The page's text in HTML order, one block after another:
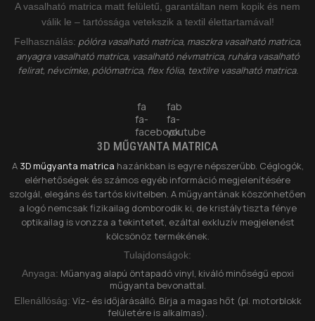
A vasalható matrica matt felületű, garantáltan nem kopik és nem
válik le – tartóssága vetekszik a textil élettartamával!
Felhasználás: pólóra vasalható matrica, maszkra vasalható matrica,
anyagra vasalható matrica, vasalható névmatrica, ruhára vasalható
felirat, névcímke, pólómatrica, flex fólia, textilre vasalható matrica.
fa
fa-
facebook
fab
fa-
youtube
3D MŰGYANTA MATRICA
A 3D műgyanta matrica hazánkban is egyre népszerűbb. Céglogók,
elérhetőségek és számos egyéb információ megjelenítésére
szolgál, elegáns és tartós kivitelben. A műgyantának köszönhetően
a logó nemcsak fizikailag domborodik ki, de kristálytiszta fénye
optikailag is vonzza a tekintetet, ezáltal exkluzív megjelenést
kölcsönöz termékének.
Tulajdonságok:
Anyaga: Műanyag alapú öntapadó vinyl, kiváló minőségű epoxi
műgyanta bevonattal.
Ellenállóság: Víz- és időjárásálló. Bírja a magas hőt (pl. motorblokk
felületére is alkalmas).